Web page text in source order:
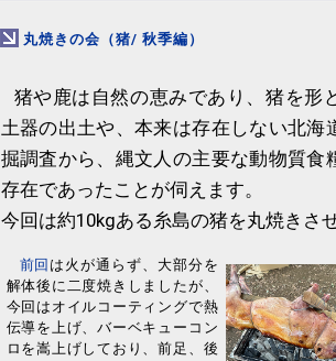
丸焼きの会（猪/ 秋季編）
猪や鹿は自然の恵みであり、猪を形
土器の出土や、本来は存在しない北海
掘調査から、縄文人の主要な動物質食
存在であったことが伺えます。
今回は約10kgある糸島の猪を丸焼きさ
前回 は火が通らず、大部分を
解体後に二度焼きしましたが、
今回はオイルコーティングで熱
伝導を上げ、バーベキューコン
ロを嵩上げしており、前足、後